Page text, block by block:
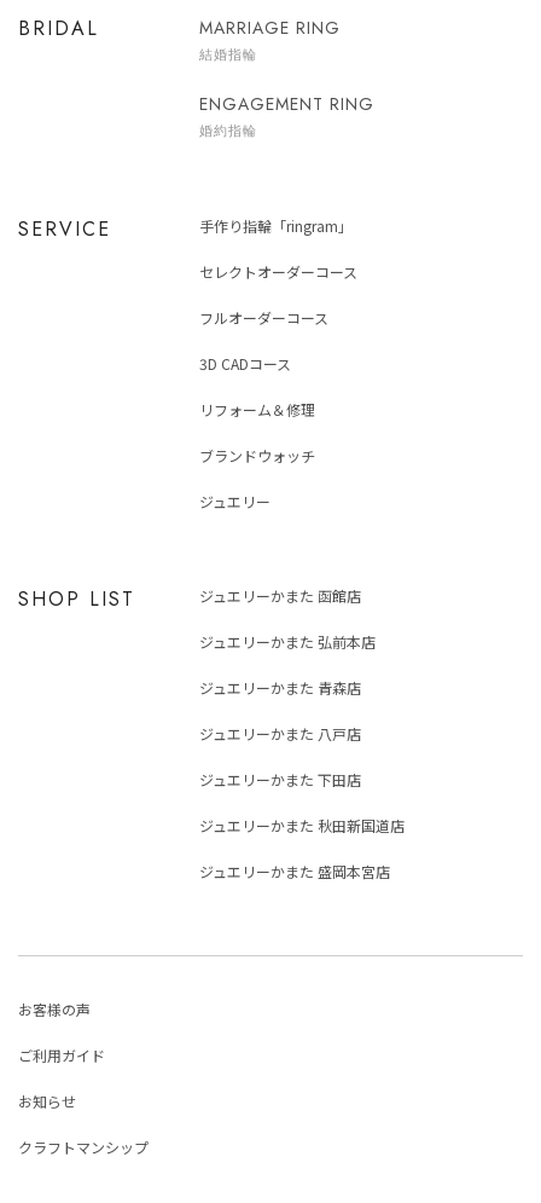
BRIDAL MARRIAGE RING
結婚指輪
ENGAGEMENT RING
婚約指輪
SERVICE 手作り指輪「ringram」
セレクトオーダーコース
フルオーダーコース
3D CADコース
リフォーム＆修理
ブランドウォッチ
ジュエリー
SHOP LIST ジュエリーかまた 函館店
ジュエリーかまた 弘前本店
ジュエリーかまた 青森店
ジュエリーかまた 八戸店
ジュエリーかまた 下田店
ジュエリーかまた 秋田新国道店
ジュエリーかまた 盛岡本宮店
お客様の声
ご利用ガイド
お知らせ
クラフトマンシップ